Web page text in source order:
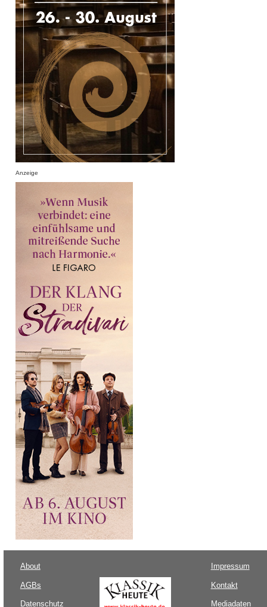
Anzeige
About
AGBs
Datenschutz
Impressum
Kontakt
Mediadaten